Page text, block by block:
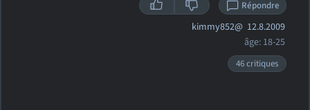
Répondre
kimmy852@ 12.8.2009
âge: 18-25
46 critiques